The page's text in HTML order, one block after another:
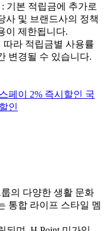
기본 적립금에 추가로
사 및 브랜드사의 정책
이 제한됩니다.
라 적립금별 사용률
변경될 수 있습니다.
페이 2% 즉시할인 국
인
의 다양한 생활 문화
통합 라이프 스타일 멤